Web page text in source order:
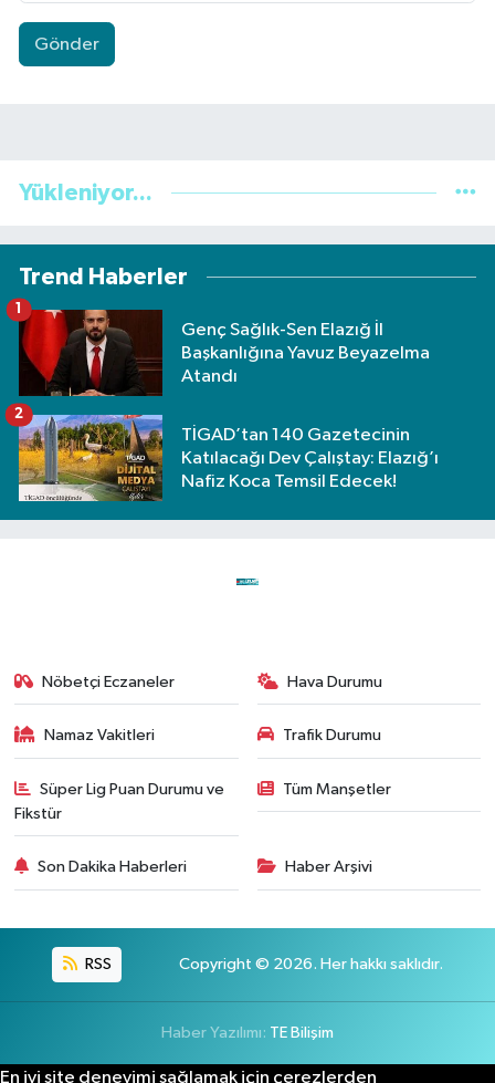
Gönder
Yükleniyor...
Trend Haberler
Genç Sağlık-Sen Elazığ İl
Başkanlığına Yavuz Beyazelma
Atandı
TİGAD’tan 140 Gazetecinin
Katılacağı Dev Çalıştay: Elazığ’ı
Nafiz Koca Temsil Edecek!
2
Nöbetçi Eczaneler Hava Durumu
Namaz Vakitleri Trafik Durumu
Süper Lig Puan Durumu ve
Fikstür
Tüm Manşetler
Son Dakika Haberleri Haber Arşivi
RSS Copyright © 2026. Her hakkı saklıdır.
Haber Yazılımı: TE Bilişim
En iyi site deneyimi sağlamak için çerezlerden